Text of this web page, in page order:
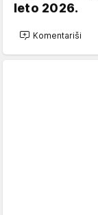
leto 2026.
Komentariši